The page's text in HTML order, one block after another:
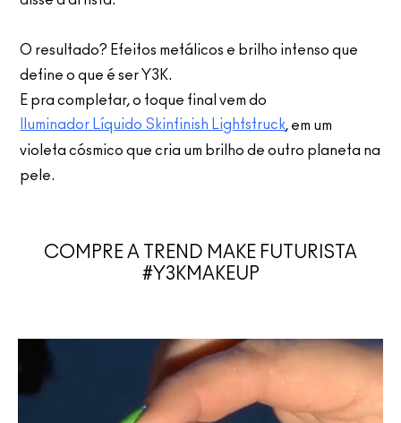
O resultado? Efeitos metálicos e brilho intenso que
define o que é ser Y3K.
E pra completar, o toque final vem do
Iluminador Líquido Skinfinish Lightstruck, em um
violeta cósmico que cria um brilho de outro planeta na
pele.
COMPRE A TREND MAKE FUTURISTA
#Y3KMAKEUP